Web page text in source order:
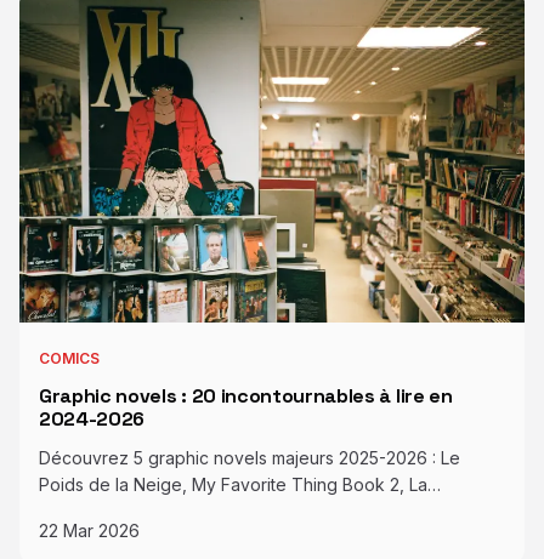
COMICS
Graphic novels : 20 incontournables à lire en
2024-2026
Découvrez 5 graphic novels majeurs 2025-2026 : Le
Poids de la Neige, My Favorite Thing Book 2, La…
22 Mar 2026